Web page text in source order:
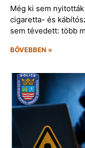
Még ki sem
cigaretta- és
sem tévedett: több
BŐVEBBEN »